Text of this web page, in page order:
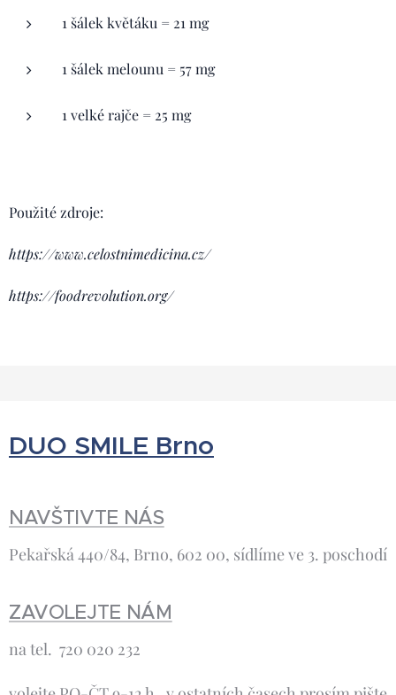
1 šálek květáku = 21 mg
1 šálek melounu = 57 mg
1 velké rajče = 25 mg
Použité zdroje:
https://www.celostnimedicina.cz/
https://foodrevolution.org/
DUO SMILE Brno
NAVŠTIVTE NÁS
Pekařská 440/84, Brno, 602 00, sídlíme ve 3. poschodí
ZAVOLEJTE NÁM
na tel. 720 020 232